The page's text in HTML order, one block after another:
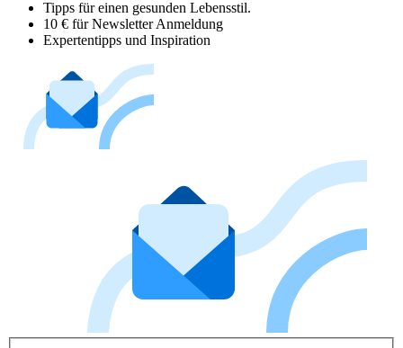
Tipps für einen gesunden Lebensstil.
10 € für Newsletter Anmeldung
Expertentipps und Inspiration